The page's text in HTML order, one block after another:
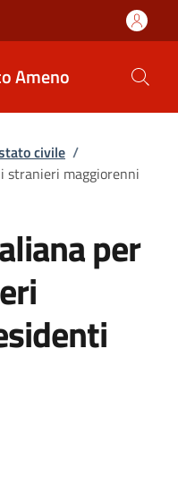
Ameno
civile /
stranieri maggiorenni
per